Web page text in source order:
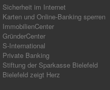
Sicherheit im Internet
Karten und Online-Banking sperren
ImmobilienCenter
GründerCenter
S-International
Private Banking
Stiftung der Sparkasse Bielefeld
Bielefeld zeigt Herz